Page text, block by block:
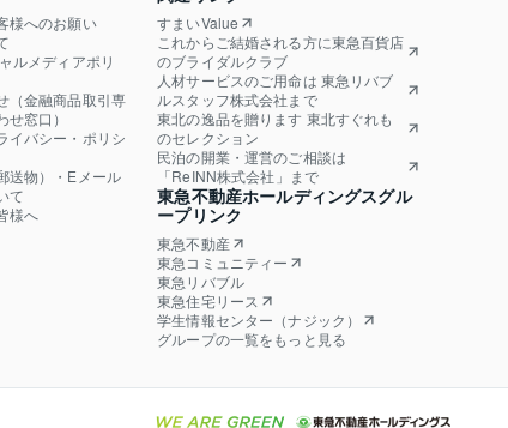
様へのお願い
ルメディアポリ
（金融商品取引専
窓口）
イバシー・ポリシ
送物）・Eメール
て
様へ
すまいValue
これからご結婚される方に東急百貨店
のブライダルクラブ
人材サービスのご用命は 東急リバブ
ルスタッフ株式会社まで
東北の逸品を贈ります 東北すぐれも
のセレクション
民泊の開業・運営のご相談は
「ReINN株式会社」まで
東急不動産ホールディングスグル
ープリンク
東急不動産
東急コミュニティー
東急リバブル
東急住宅リース
学生情報センター（ナジック）
グループの一覧をもっと見る